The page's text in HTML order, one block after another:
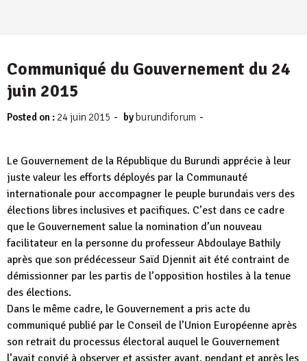
Communiqué du Gouvernement du 24
juin 2015
Posted on : 24 juin 2015 - by burundiforum -
Le Gouvernement de la République du Burundi apprécie à leur
juste valeur les efforts déployés par la Communauté
internationale pour accompagner le peuple burundais vers des
élections libres inclusives et pacifiques. C’est dans ce cadre
que le Gouvernement salue la nomination d’un nouveau
facilitateur en la personne du professeur Abdoulaye Bathily
après que son prédécesseur Saïd Djennit ait été contraint de
démissionner par les partis de l’opposition hostiles à la tenue
des élections.
Dans le même cadre, le Gouvernement a pris acte du
communiqué publié par le Conseil de l’Union Européenne après
son retrait du processus électoral auquel le Gouvernement
l’avait convié à observer et assister avant, pendant et après les